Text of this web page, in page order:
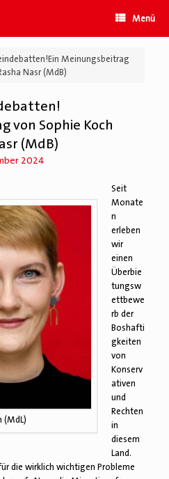
Menü
Meinungsbeitrag
Nasr (MdB)
von Sophie Koch
(MdB)
2024
(MdL)
Seit
Monate
n
erleben
wir
einen
Überbie
tungsw
ettbewe
rb der
Boshafti
gkeiten
von
Konserv
ativen
und
Rechten
in
diesem
Land.
die wirklich wichtigen Probleme